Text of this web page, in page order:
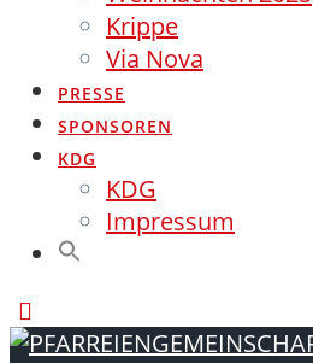
Krippe
Via Nova
PRESSE
SPONSOREN
KDG
KDG
Impressum